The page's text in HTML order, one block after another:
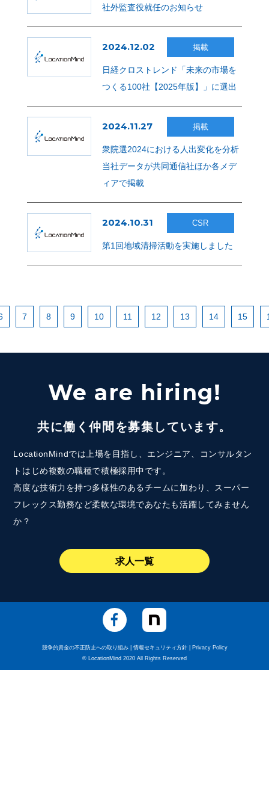
社外監査役就任のお知らせ
2024.12.02 掲載
日経クロストレンド「未来の市場を
つくる100社【2025年版】」に選出
2024.11.27 掲載
衆院選2024における人出変化を分析
当社データが共同通信社ほか各メデ
ィアで掲載
2024.10.31 CSR
第1回地域清掃活動を実施しました
7 8 9 10 11 12 13 14 15
We are hiring!
共に働く仲間を募集しています。
LocationMindでは上場を目指し、エンジニア、コンサルタン
トはじめ複数の職種で積極採用中です。
高度な技術力を持つ多様性のあるチームに加わり、スーパー
フレックス勤務など柔軟な環境であなたも活躍してみません
か？
求人一覧
競争的資金の不正防止への取り組み|情報セキュリティ方針|
Privacy Policy
© LocationMind 2020 All Rights Reserved